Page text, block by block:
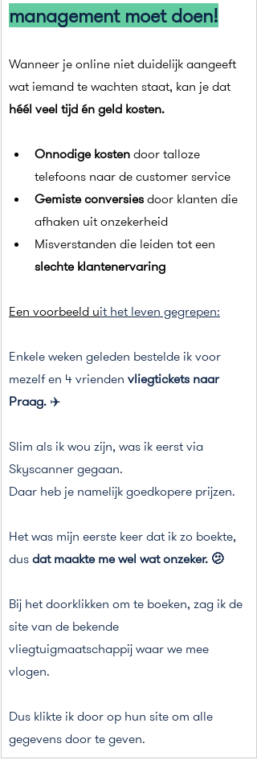
management moet doen!
Wanneer je online niet duidelijk aangeeft
wat iemand te wachten staat, kan je dat
héél veel tijd én geld kosten.
Onnodige kosten door talloze
telefoons naar de customer service
Gemiste conversies door klanten die
afhaken uit onzekerheid
Misverstanden die leiden tot een
slechte klantenervaring
Een voorbeeld uit het leven gegrepen:
Enkele weken geleden bestelde ik voor
mezelf en 4 vrienden vliegtickets naar
Praag. ✈️
Slim als ik wou zijn, was ik eerst via
Skyscanner gegaan.
Daar heb je namelijk goedkopere prijzen.
Het was mijn eerste keer dat ik zo boekte,
dus dat maakte me wel wat onzeker. 🫤
Bij het doorklikken om te boeken, zag ik de
site van de bekende
vliegtuigmaatschappij waar we mee
vlogen.
Dus klikte ik door op hun site om alle
gegevens door te geven.